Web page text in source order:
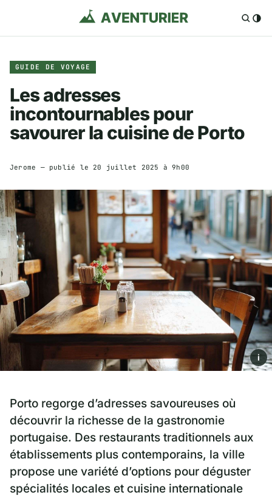
GUIDE DE VOYAGE
Les adresses
incontournables pour
savourer la cuisine de Porto
Jerome — publié le 20 juillet 2025 à 9h00
i
Porto regorge d’adresses savoureuses où
découvrir la richesse de la gastronomie
portugaise. Des restaurants traditionnels aux
établissements plus contemporains, la ville
propose une variété d’options pour déguster
spécialités locales et cuisine internationale